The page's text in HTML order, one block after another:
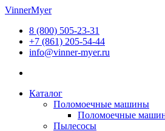
Перейти
содержимому
VinnerMyer
8 (800) 505-23-31
+7 (861) 205-54-44
info@vinner-myer.ru
Каталог
Поломоечные машины
Поломоечные
Пылесосы